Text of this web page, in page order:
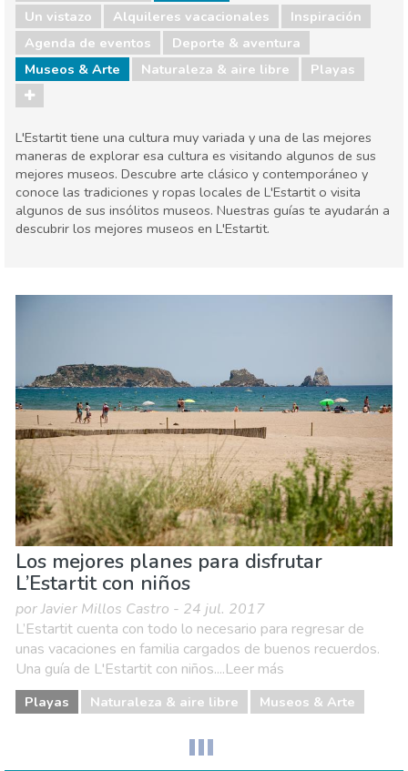
Un vistazo
Alquileres vacacionales
Inspiración
Agenda de eventos
Deporte & aventura
Museos & Arte
Naturaleza & aire libre Playas
L'Estartit tiene una cultura muy variada y una de las mejores
maneras de explorar esa cultura es visitando algunos de sus
mejores museos. Descubre arte clásico y contemporáneo y
conoce las tradiciones y ropas locales de L'Estartit o visita
algunos de sus insólitos museos. Nuestras guías te ayudarán a
descubrir los mejores museos en L'Estartit.
Los mejores planes para disfrutar
L’Estartit con niños
por Javier Millos Castro - 24 jul. 2017
L’Estartit cuenta con todo lo necesario para regresar de
unas vacaciones en familia cargados de buenos recuerdos.
Una guía de L'Estartit con niños....Leer más
Playas Naturaleza & aire libre Museos & Arte